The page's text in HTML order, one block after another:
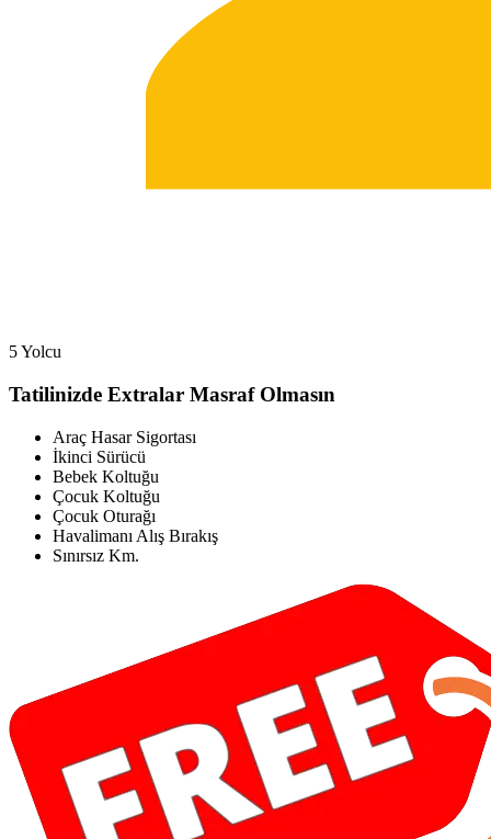
5 Yolcu
Tatilinizde Extralar Masraf Olmasın
Araç Hasar Sigortası
İkinci Sürücü
Bebek Koltuğu
Çocuk Koltuğu
Çocuk Oturağı
Havalimanı Alış Bırakış
Sınırsız Km.